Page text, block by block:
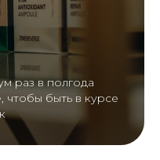
раз в полгода
чтобы быть в курсе